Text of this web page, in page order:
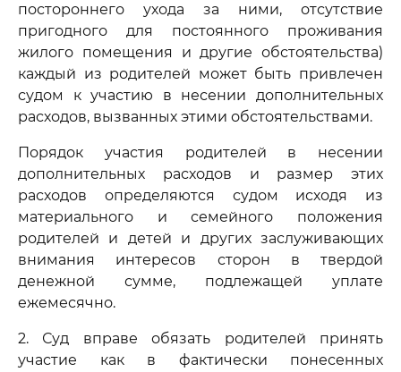
постороннего ухода за ними, отсутствие
пригодного для постоянного проживания
жилого помещения и другие обстоятельства)
каждый из родителей может быть привлечен
судом к участию в несении дополнительных
расходов, вызванных этими обстоятельствами.
Порядок участия родителей в несении
дополнительных расходов и размер этих
расходов определяются судом исходя из
материального и семейного положения
родителей и детей и других заслуживающих
внимания интересов сторон в твердой
денежной сумме, подлежащей уплате
ежемесячно.
2. Суд вправе обязать родителей принять
участие как в фактически понесенных